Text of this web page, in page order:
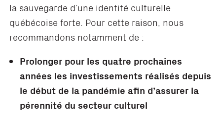
la sauvegarde d’une identité culturelle
québécoise forte. Pour cette raison, nous
recommandons notamment de :
Prolonger pour les quatre prochaines
années les investissements réalisés depuis
le début de la pandémie afin d’assurer la
pérennité du secteur culturel